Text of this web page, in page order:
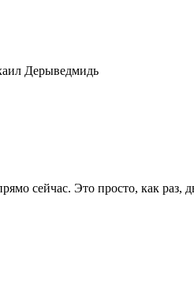
Дерыведмидь
сейчас. Это просто, как раз,